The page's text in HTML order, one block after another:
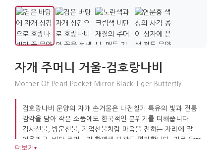
자개 주머니 거울-검호랑나비
Mother Of Pearl Pocket Mirror Black Tiger Butterfly
검호랑나비 문양의 자개 손거울은 나전칠기 특유의 빛과 전통
감각을 담아 작은 소품에도 한국적인 분위기를 더해줍니다.
감사선물, 방문선물, 기업선물처럼 마음을 전하는 자리에 잘
어울리고, 비단 주머니가 함께해 보관도 편리합니다. 가로 6cm,
세로 6.5cm의 아담한 크기로 실사용하기 좋습니다.
더보기 ▾